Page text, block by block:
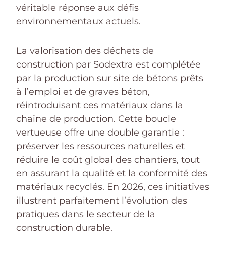
véritable réponse aux défis
environnementaux actuels.
La valorisation des déchets de
construction par Sodextra est complétée
par la production sur site de bétons prêts
à l’emploi et de graves béton,
réintroduisant ces matériaux dans la
chaine de production. Cette boucle
vertueuse offre une double garantie :
préserver les ressources naturelles et
réduire le coût global des chantiers, tout
en assurant la qualité et la conformité des
matériaux recyclés. En 2026, ces initiatives
illustrent parfaitement l’évolution des
pratiques dans le secteur de la
construction durable.